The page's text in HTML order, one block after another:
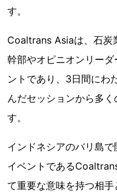
す。
Coaltrans Asiaは、石炭
幹部やオピニオンリー
ントであり、3日間にわ
んだセッションから多
す。
インドネシアのバリ島
イベントである
て重要な意味を持つ相